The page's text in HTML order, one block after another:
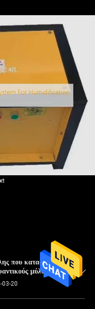
που κατασκευάζει
μύλους
03-20